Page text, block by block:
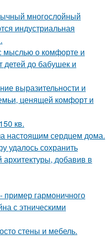
многослойный
индустриальная
мыслью о комфорте и
детей до бабушек и
выразительности и
ценящей комфорт и
кв.
настоящим сердцем дома.
удалось сохранить
архитектуры, добавив в
пример гармоничного
с этническими
стены и мебель.